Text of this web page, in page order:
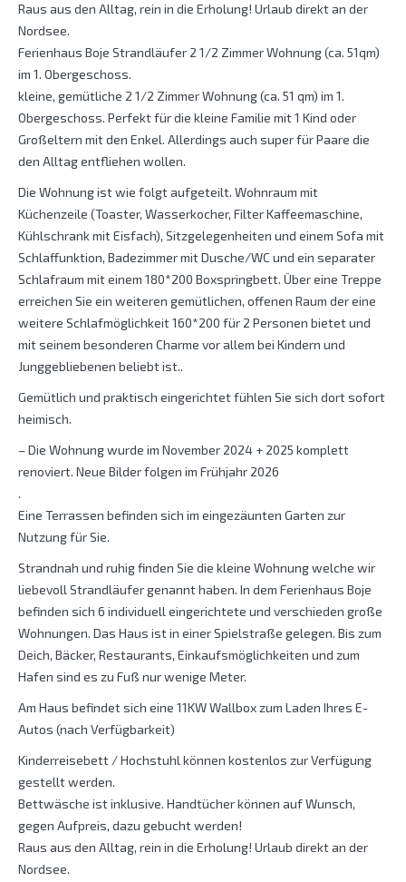
Raus aus den Alltag, rein in die Erholung! Urlaub direkt an der
Nordsee.
Ferienhaus Boje Strandläufer 2 1/2 Zimmer Wohnung (ca. 51qm)
im 1. Obergeschoss.
kleine, gemütliche 2 1/2 Zimmer Wohnung (ca. 51 qm) im 1.
Obergeschoss. Perfekt für die kleine Familie mit 1 Kind oder
Großeltern mit den Enkel. Allerdings auch super für Paare die
den Alltag entfliehen wollen.
Die Wohnung ist wie folgt aufgeteilt. Wohnraum mit
Küchenzeile (Toaster, Wasserkocher, Filter Kaffeemaschine,
Kühlschrank mit Eisfach), Sitzgelegenheiten und einem Sofa mit
Schlaffunktion, Badezimmer mit Dusche/WC und ein separater
Schlafraum mit einem 180*200 Boxspringbett. Über eine Treppe
erreichen Sie ein weiteren gemütlichen, offenen Raum der eine
weitere Schlafmöglichkeit 160*200 für 2 Personen bietet und
mit seinem besonderen Charme vor allem bei Kindern und
Junggebliebenen beliebt ist..
Gemütlich und praktisch eingerichtet fühlen Sie sich dort sofort
heimisch.
– Die Wohnung wurde im November 2024 + 2025 komplett
renoviert. Neue Bilder folgen im Frühjahr 2026
.
Eine Terrassen befinden sich im eingezäunten Garten zur
Nutzung für Sie.
Strandnah und ruhig finden Sie die kleine Wohnung welche wir
liebevoll Strandläufer genannt haben. In dem Ferienhaus Boje
befinden sich 6 individuell eingerichtete und verschieden große
Wohnungen. Das Haus ist in einer Spielstraße gelegen. Bis zum
Deich, Bäcker, Restaurants, Einkaufsmöglichkeiten und zum
Hafen sind es zu Fuß nur wenige Meter.
Am Haus befindet sich eine 11KW Wallbox zum Laden Ihres E-
Autos (nach Verfügbarkeit)
Kinderreisebett / Hochstuhl können kostenlos zur Verfügung
gestellt werden.
Bettwäsche ist inklusive. Handtücher können auf Wunsch,
gegen Aufpreis, dazu gebucht werden!
Raus aus den Alltag, rein in die Erholung! Urlaub direkt an der
Nordsee.